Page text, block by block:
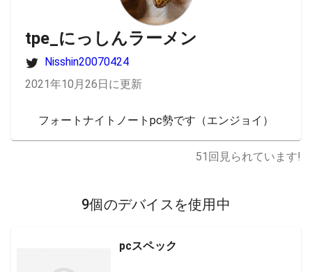
tpe_にっしんラーメン
Nisshin20070424
2021年10月26日に更新
フォートナイトノートpc勢です（エンジョイ）
51 回見られています!
9個のデバイスを使用中
pcスペック